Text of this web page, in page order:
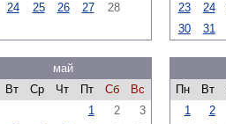
24 25 26 27 28
23
24
30
31
май
Вт Ср Чт Пт Сб
Вс
1
2
3
Пн
Вт
1
2